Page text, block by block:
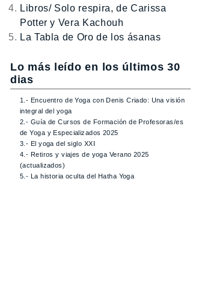
Libros/ Solo respira, de Carissa
Potter y Vera Kachouh
La Tabla de Oro de los ásanas
Lo más leído en los últimos 30
dias
1.- Encuentro de Yoga con Denis Criado: Una visión
integral del yoga
2.- Guía de Cursos de Formación de Profesoras/es
de Yoga y Especializados 2025
3.- El yoga del siglo XXI
4.- Retiros y viajes de yoga Verano 2025
(actualizados)
5.- La historia oculta del Hatha Yoga